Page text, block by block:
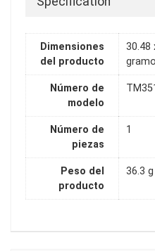
Dimensiones
del producto
30.48
Número de
modelo
Número de
piezas
1
Peso del
producto
36.3 g